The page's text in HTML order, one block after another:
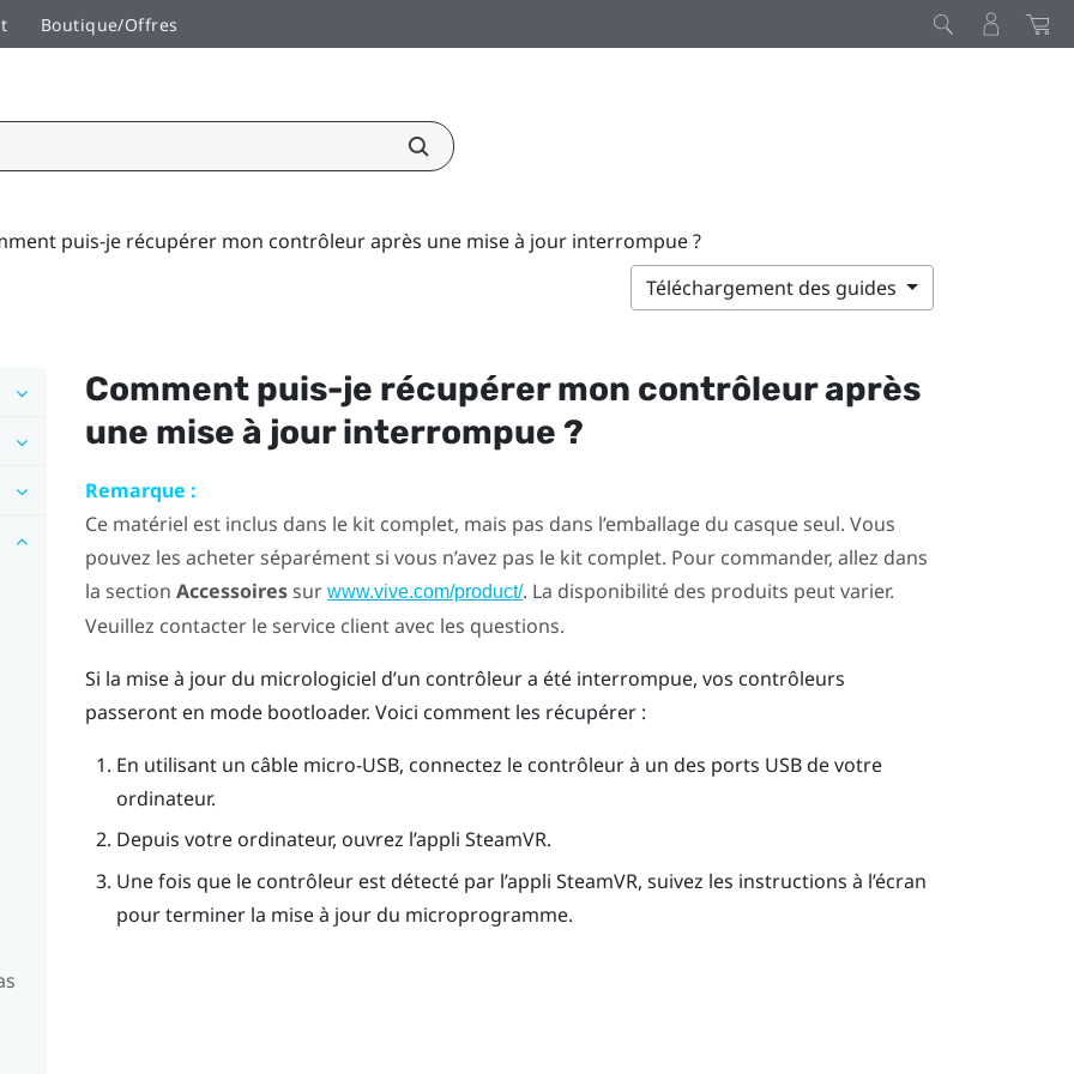
Boutique/Offres
puis-je récupérer mon contrôleur après une mise à jour interrompue ?
Téléchargement des guides
Comment puis-je récupérer mon contrôleur après
une mise à jour interrompue ?
Remarque :
Ce matériel est inclus dans le kit complet, mais pas dans l’emballage du casque seul. Vous
pouvez les acheter séparément si vous n’avez pas le kit complet. Pour commander, allez dans
la section Accessoiressur www.vive.com/product/. La disponibilité des produits peut varier.
Veuillez contacter le service client avec les questions.
Si la mise à jour du micrologiciel d’un contrôleur a été interrompue, vos contrôleurs
passeront en mode bootloader. Voici comment les récupérer :
En utilisant un câble micro-USB, connectez le contrôleur à un des ports USB de votre
ordinateur.
Depuis votre ordinateur, ouvrez l’appli SteamVR.
Une fois que le contrôleur est détecté par l’appli SteamVR, suivez les instructions à l’écran
pour terminer la mise à jour du microprogramme.